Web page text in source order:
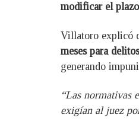
modificar el
Villatoro explicó
meses para
generando
“Las normativas
exigían al juez